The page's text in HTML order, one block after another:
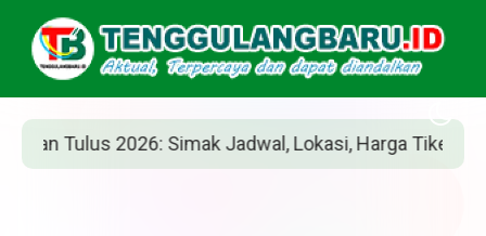
Tulus 2026: Simak Jadwal, Lokasi, Harga Tiket, dan